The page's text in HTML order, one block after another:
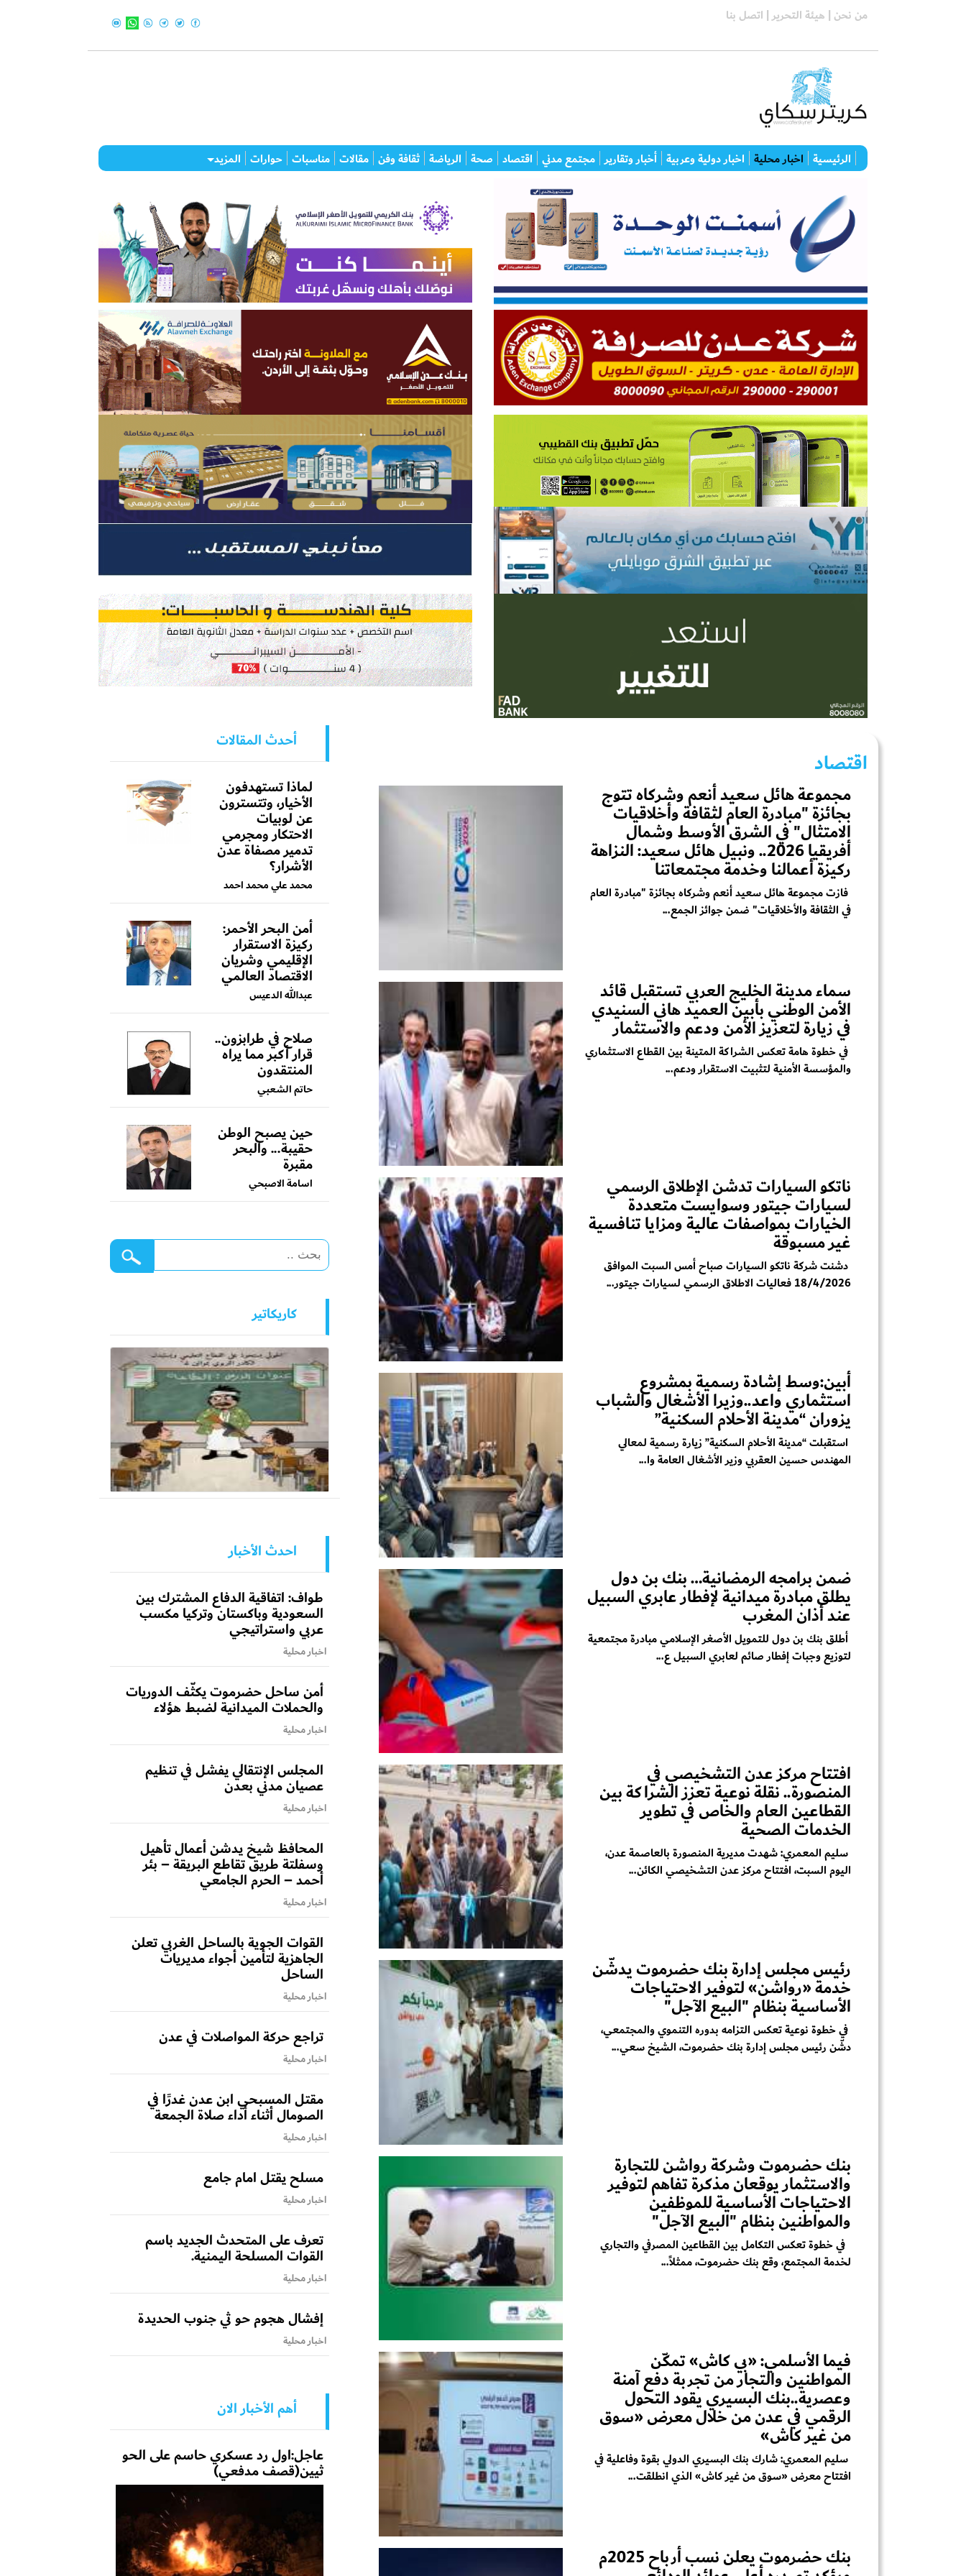
من نحن | هيئة التحرير | اتصل بنا
الرئيسية اخبار محلية اخبار دولية وعربية أخبار وتقارير مجتمع مدني اقتصاد صحة الرياضة ثقافة وفن مقالات مناسبات حوارات المزيد
اقتصاد
مجموعة هائل سعيد أنعم وشركاه تتوج
بجائزة "مبادرة العام لثقافة وأخلاقيات
الامتثال" في الشرق الأوسط وشمال
أفريقيا 2026.. ونبيل هائل سعيد: النزاهة
ركيزة أعمالنا وخدمة مجتمعاتنا
فازت مجموعة هائل سعيد أنعم وشركاه بجائزة "مبادرة العام
في الثقافة والأخلاقيات" ضمن جوائز الجمع...
سماء مدينة الخليج العربي تستقبل قائد
الأمن الوطني بأبين العميد هاني السنيدي
في زيارة لتعزيز الأمن ودعم والاستثمار
في خطوة هامة تعكس الشراكة المتينة بين القطاع الاستثماري
والمؤسسة الأمنية لتثبيت الاستقرار ودعم...
ناتكو السيارات تدشن الإطلاق الرسمي
لسيارات جيتور وسوايست متعددة
الخيارات بمواصفات عالية ومزايا تنافسية
غير مسبوقة
دشنت شركة ناتكو السيارات صباح أمس السبت الموافق
18/4/2026 فعاليات الاطلاق الرسمي لسيارات جيتور...
أبين:وسط إشادة رسمية بمشروع
استثماري واعد..وزيرا الأشغال والشباب
يزوران “مدينة الأحلام السكنية”
استقبلت “مدينة الأحلام السكنية” زيارة رسمية لمعالي
المهندس حسين العقربي وزير الأشغال العامة وا...
ضمن برامجه الرمضانية… بنك بن دول
يطلق مبادرة ميدانية لإفطار عابري السبيل
عند أذان المغرب
أطلق بنك بن دول للتمويل الأصغر الإسلامي مبادرة مجتمعية
لتوزيع وجبات إفطار صائم لعابري السبيل ع...
افتتاح مركز عدن التشخيصي في
المنصورة.. نقلة نوعية تعزز الشراكة بين
القطاعين العام والخاص في تطوير
الخدمات الصحية
سليم المعمري: شهدت مديرية المنصورة بالعاصمة عدن،
اليوم السبت، افتتاح مركز عدن التشخيصي الكائن...
رئيس مجلس إدارة بنك حضرموت يدشّن
خدمة «رواشن» لتوفير الاحتياجات
الأساسية بنظام "البيع الآجل"
في خطوة نوعية تعكس التزامه بدوره التنموي والمجتمعي،
دشّن رئيس مجلس إدارة بنك حضرموت، الشيخ سعي...
بنك حضرموت وشركة رواشن للتجارة
والاستثمار يوقعان مذكرة تفاهم لتوفير
الاحتياجات الأساسية للموظفين
والمواطنين بنظام "البيع الآجل"
في خطوة تعكس التكامل بين القطاعين المصرفي والتجاري
لخدمة المجتمع، وقع بنك حضرموت، ممثلاً...
فيما الأسلمي: «بي كاش» تمكّن
المواطنين والتجار من تجربة دفع آمنة
وعصرية..بنك البسيري يقود التحول
الرقمي في عدن من خلال معرض «سوق
من غير كاش»
سليم المعمري: شارك بنك البسيري الدولي بقوة وفاعلية في
افتتاح معرض «سوق من غير كاش» الذي انطلقت...
بنك حضرموت يعلن نسب أرباح 2025م
أحدث المقالات
لماذا تستهدفون
الأخيار، وتتسترون
عن لوبيات
الاحتكار ومجرمي
تدمير مصفاة عدن
الأشرار؟
محمد علي محمد احمد
أمن البحر الأحمر:
ركيزة الاستقرار
الإقليمي وشريان
الاقتصاد العالمي
عبدالله الدعيس
صلاح في طرابزون..
قرار أكبر مما يراه
المنتقدون
حاتم الشعبي
حين يصبح الوطن
حقيبة... والبحر
مقبرة
اسامة الاصبحي
كاريكاتير
احدث الأخبار
طواف: اتفاقية الدفاع المشترك بين
السعودية وباكستان وتركيا مكسب
عربي واستراتيجي
اخبار محلية
أمن ساحل حضرموت يكثّف الدوريات
والحملات الميدانية لضبط هؤلاء
اخبار محلية
المجلس الإنتقالي يفشل في تنظيم
عصيان مدني بعدن
اخبار محلية
المحافظ شيخ يدشن أعمال تأهيل
وسفلتة طريق تقاطع البريقة – بئر
أحمد – الحرم الجامعي
اخبار محلية
القوات الجوية بالساحل الغربي تعلن
الجاهزية لتأمين أجواء مديريات
الساحل
اخبار محلية
تراجع حركة المواصلات في عدن
اخبار محلية
مقتل المسبحي ابن عدن غدرًا في
الصومال أثناء أداء صلاة الجمعة
اخبار محلية
مسلح يقتل امام جامع
اخبار محلية
تعرف على المتحدث الجديد باسم
القوات المسلحة اليمنية.
اخبار محلية
إفشال هجوم حو ثي جنوب الحديدة
اخبار محلية
أهم الأخبار الان
عاجل:اول رد عسكري حاسم على الحو
ثيين(قصف مدفعي)